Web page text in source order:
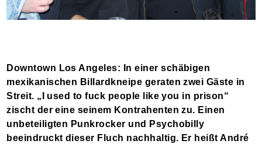
Downtown Los Angeles: In einer schäbigen
mexikanischen Billardkneipe geraten zwei Gäste in
Streit. „I used to fuck people like you in prison“
zischt der eine seinem Kontrahenten zu. Einen
unbeteiligten Punkrocker und Psychobilly
beeindruckt dieser Fluch nachhaltig. Er heißt André